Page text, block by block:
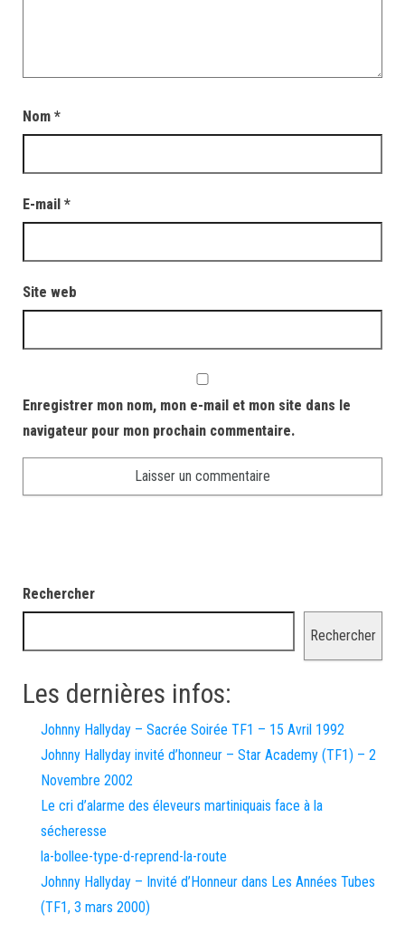
Nom *
E-mail *
Site web
Enregistrer mon nom, mon e-mail et mon site dans le
navigateur pour mon prochain commentaire.
Rechercher
Rechercher
Les dernières infos:
Johnny Hallyday – Sacrée Soirée TF1 – 15 Avril 1992
Johnny Hallyday invité d’honneur – Star Academy (TF1) – 2
Novembre 2002
Le cri d’alarme des éleveurs martiniquais face à la
sécheresse
la-bollee-type-d-reprend-la-route
Johnny Hallyday – Invité d’Honneur dans Les Années Tubes
(TF1, 3 mars 2000)